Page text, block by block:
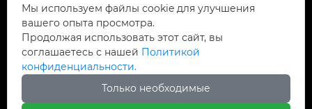

Мы в сети
wenning8@163.com
Мы находимся
1-29 улица Наньшичжун, район теси, город
Мы используем файлы cookie для улучшения
вашего опыта просмотра.
Продолжая использовать этот сайт, вы
соглашаетесь с нашей Политикой
конфиденциальности.
Только необходимые